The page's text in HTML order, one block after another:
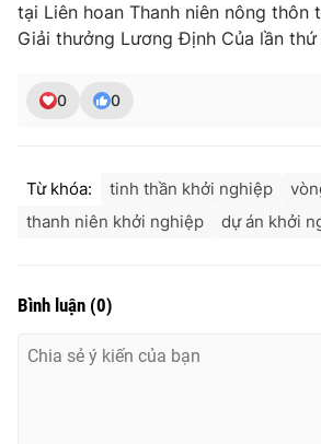
tại Liên hoan Thanh niên nông thôn
Giải thưởng Lương Định Của lần thứ
0 0
Từ khóa: tinh thần khởi nghiệp
thanh niên khởi nghiệp
dự án khởi
Bình luận (0)